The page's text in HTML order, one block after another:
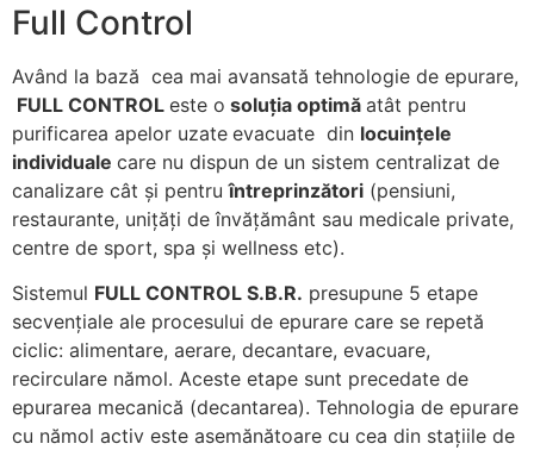
Full Control
Având la bază cea mai avansată tehnologie de epurare,
FULL CONTROL este o soluţia optimă atât pentru
purificarea apelor uzate evacuate din locuințele
individuale care nu dispun de un sistem centralizat de
canalizare cât și pentruîntreprinzători (pensiuni,
restaurante, unițăți de învățământ sau medicale private,
centre de sport, spa și wellness etc).
Sistemul FULL CONTROL S.B.R. presupune 5 etape
secvențiale ale procesului de epurare care se repetă
ciclic: alimentare, aerare, decantare, evacuare,
recirculare nămol. Aceste etape sunt precedate de
epurarea mecanică (decantarea). Tehnologia de epurare
cu nămol activ este asemănătoare cu cea din stațiile de